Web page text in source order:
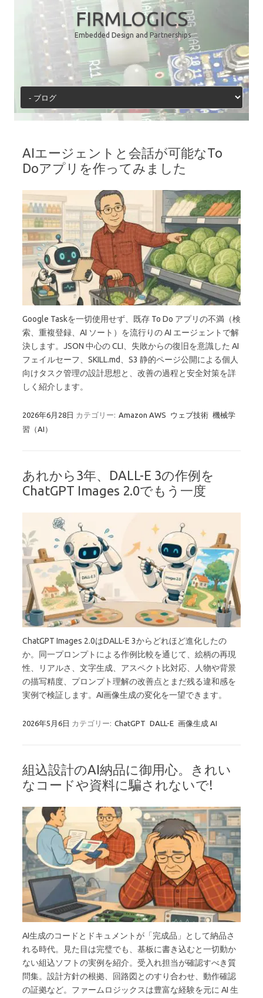
FIRMLOGICS
Embedded Design and Partnerships
AIエージェントと会話が可能なTo
Doアプリを作ってみました
Google Taskを一切使用せず、既存 To Do アプリの不満（検
索、重複登録、AI ソート）を流行りの AI エージェントで解
決します。JSON 中心の CLI、失敗からの復旧を意識した AI
フェイルセーフ、SKILL.md、S3 静的ページ公開による個人
向けタスク管理の設計思想と、改善の過程と安全対策を詳
しく紹介します。
2026年6月28日 カテゴリー: Amazon AWS ウェブ技術 機械学
習（AI）
あれから3年、DALL-E 3の作例を
ChatGPT Images 2.0でもう一度
ChatGPT Images 2.0はDALL-E 3からどれほど進化したの
か。同一プロンプトによる作例比較を通じて、絵柄の再現
性、リアルさ、文字生成、アスペクト比対応、人物や背景
の描写精度、プロンプト理解の改善点とまだ残る違和感を
実例で検証します。AI画像生成の変化を一望できます。
2026年5月6日 カテゴリー: ChatGPT DALL-E 画像生成 AI
組込設計のAI納品に御用心。きれい
なコードや資料に騙されないで!
AI生成のコードとドキュメントが「完成品」として納品さ
れる時代。見た目は完璧でも、基板に書き込むと一切動か
ない組込ソフトの実例を紹介。受入れ担当が確認すべき質
問集。設計方針の根拠、回路図とのすり合わせ、動作確認
の証拠など。ファームロジックスは豊富な経験を元に AI 生